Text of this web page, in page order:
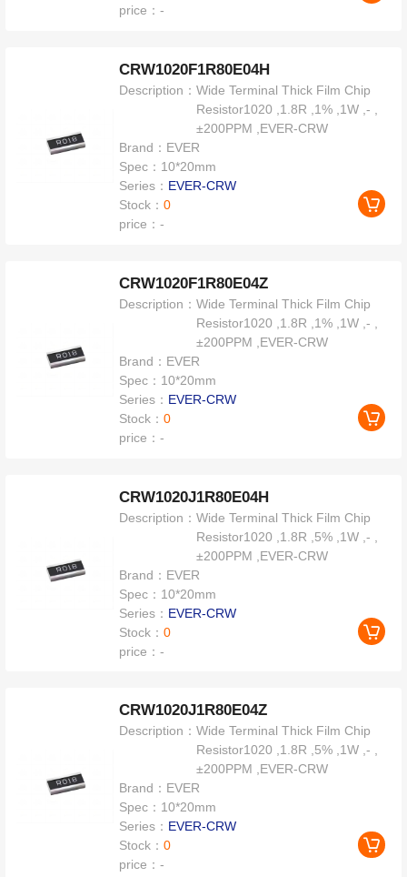
price：-
CRW1020F1R80E04H
Description：Wide Terminal Thick Film Chip
Resistor1020 ,1.8R ,1% ,1W ,- ,
±200PPM ,EVER-CRW
Brand： EVER
Spec： 10*20mm
Series： EVER-CRW
Stock：0
price：-
CRW1020F1R80E04Z
Description：Wide Terminal Thick Film Chip
Resistor1020 ,1.8R ,1% ,1W ,- ,
±200PPM ,EVER-CRW
Brand： EVER
Spec： 10*20mm
Series： EVER-CRW
Stock：0
price：-
CRW1020J1R80E04H
Description：Wide Terminal Thick Film Chip
Resistor1020 ,1.8R ,5% ,1W ,- ,
±200PPM ,EVER-CRW
Brand： EVER
Spec： 10*20mm
Series： EVER-CRW
Stock：0
price：-
CRW1020J1R80E04Z
Description：Wide Terminal Thick Film Chip
Resistor1020 ,1.8R ,5% ,1W ,- ,
±200PPM ,EVER-CRW
Brand： EVER
Spec： 10*20mm
Series： EVER-CRW
Stock：0
price：-